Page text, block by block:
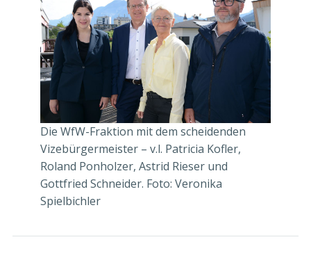
Die WfW-Fraktion mit dem scheidenden
Vizebürgermeister – v.l. Patricia Kofler,
Roland Ponholzer, Astrid Rieser und
Gottfried Schneider. Foto: Veronika
Spielbichler